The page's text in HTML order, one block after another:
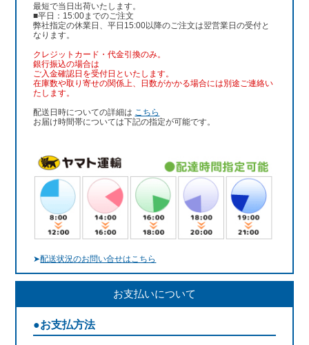
最短で当日出荷いたします。
■平日：15:00までのご注文
弊社指定の休業日、平日15:00以降のご注文は翌営業日の受付と
なります。
クレジットカード・代金引換のみ。
銀行振込の場合は
ご入金確認日を受付日といたします。
在庫数や取り寄せの関係上、日数がかかる場合には別途ご連絡い
たします。
配送日時についての詳細は こちら
お届け時間帯については下記の指定が可能です。
➤配送状況のお問い合せはこちら
お支払いについて
●お支払方法